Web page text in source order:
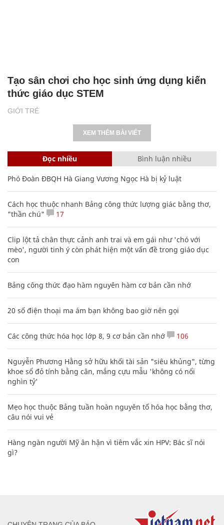
GIỚI TRẺ
Tạo sân chơi cho học sinh ứng dụng kiến
thức giáo dục STEM
XEM THÊM BÀI VIẾT
Đọc nhiều Bình luận nhiều
Phó Đoàn ĐBQH Hà Giang Vương Ngọc Hà bị kỷ luật
Cách học thuộc nhanh Bảng công thức lượng giác bằng thơ,
"thần chú"
17
Clip lột tả chân thực cảnh anh trai và em gái như 'chó với
mèo', người tinh ý còn phát hiện một vấn đề trong giáo dục
con
Bảng công thức đạo hàm nguyên hàm cơ bản cần nhớ
20 số điện thoại ma ám bạn không bao giờ nên gọi
Các công thức hóa học lớp 8, 9 cơ bản cần nhớ 106
Nguyễn Phương Hằng sở hữu khối tài sản "siêu khủng", từng
khoe sổ đỏ tính bằng cân, mắng cựu mẫu 'không có nổi
nghìn tỷ'
Mẹo học thuộc Bảng tuần hoàn nguyên tố hóa học bằng thơ,
câu nói vui vẻ
Hàng ngàn người Mỹ ân hận vì tiêm vắc xin HPV: Bác sĩ nói
gì?